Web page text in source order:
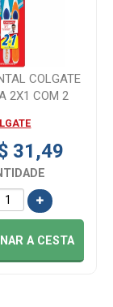
COLGATE
2X1 COM 2
31,49
A CESTA